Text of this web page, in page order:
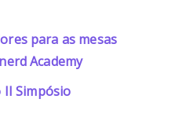
para as mesas
Academy
II Simpósio